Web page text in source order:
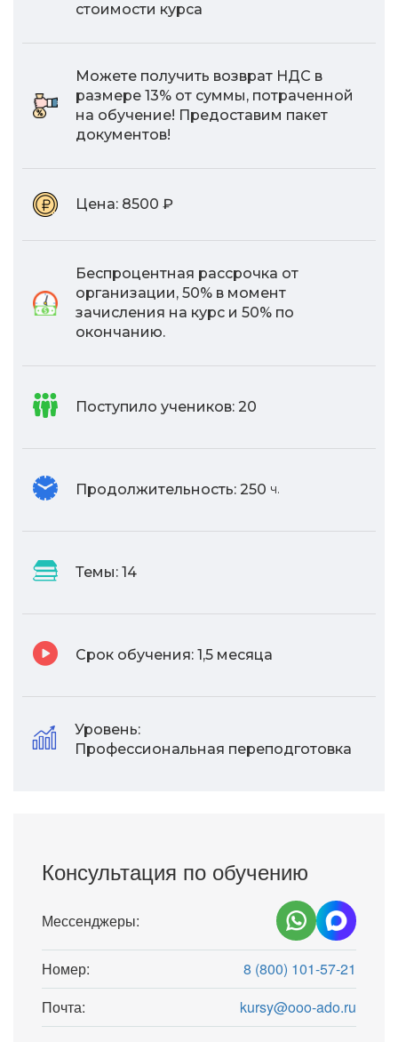
стоимости курса
Можете получить возврат НДС в
размере 13% от суммы, потраченной
на обучение! Предоставим пакет
документов!
Цена: 8500 ₽
Беспроцентная рассрочка от
организации, 50% в момент
зачисления на курс и 50% по
окончанию.
Поступило учеников: 20
Продолжительность: 250 ч.
Темы: 14
Срок обучения: 1,5 месяца
Уровень:
Профессиональная переподготовка
Консультация по обучению
Мессенджеры:
Номер:
8 (800) 101-57-21
Почта:
kursy@ooo-ado.ru